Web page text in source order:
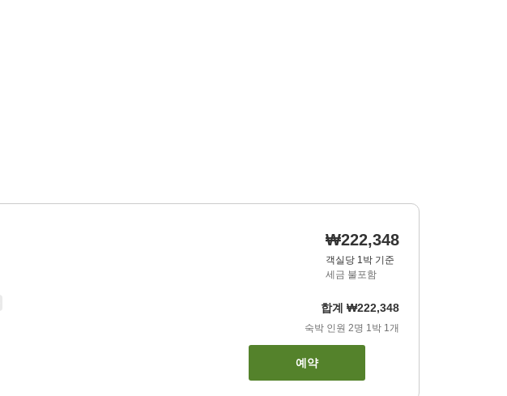
₩222,348
객실당 1박 기준
세금 불포함
합계 ₩222,348
숙박 인원 2명 1박 1개
예약